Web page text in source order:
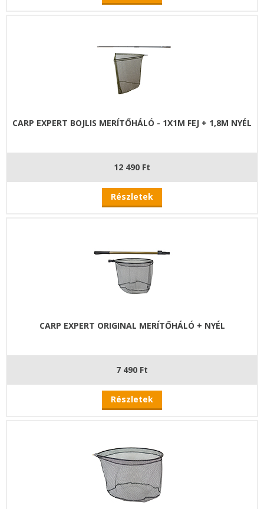
CARP EXPERT BOJLIS MERÍTŐHÁLÓ - 1X1M FEJ + 1,8M NYÉL
12 490 Ft
Részletek
CARP EXPERT ORIGINAL MERÍTŐHÁLÓ + NYÉL
7 490 Ft
Részletek